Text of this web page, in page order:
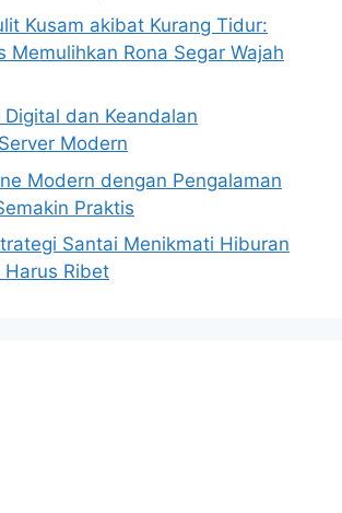
Kusam akibat Kurang Tidur:
Memulihkan Rona Segar Wajah
dan Keandalan
Modern
Modern dengan Pengalaman
Praktis
Santai Menikmati Hiburan
Harus Ribet